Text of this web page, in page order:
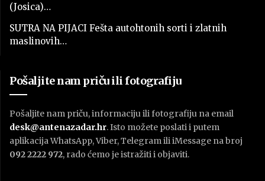
(Josica)…
SUTRA NA PIJACI Fešta autohtonih sorti i zlatnih
maslinovih…
Pošaljite nam priču ili fotografiju
Pošaljite nam priču, informaciju ili fotografiju na email
desk@antenazadar.hr. Isto možete poslati i putem
aplikacija WhatsApp, Viber, Telegram ili iMessage na broj
092 2222 972, rado ćemo je istražiti i objaviti.